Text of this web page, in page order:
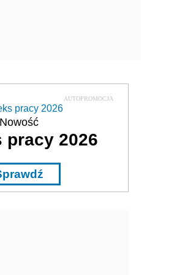
AUTOPROMOCJA
Nowość
pracy 2026